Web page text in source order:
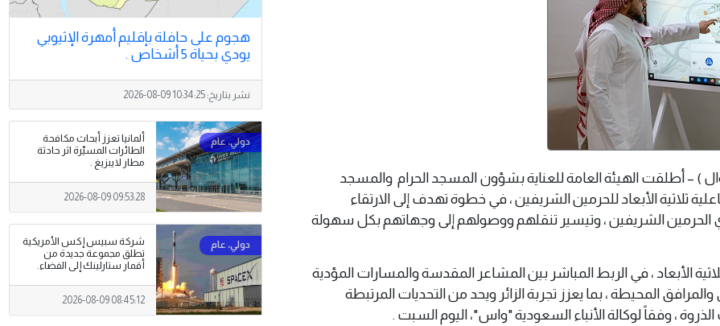
- 16 مايو 2026 . م ( وال ) – أطلقت الهيئة العامة للعناية بشؤون المسجد الحرام والمسجد
ثلاثية الأبعاد للحرمين الشريفين ، في خطوة تهدف إلى الارتقاء
الحرمين الشريفين ، وتيسير تنقلهم ووصولهم إلى وجهاتهم بكل سهولة
الأبعاد ، في الربط المباشر بين المشاعر المقدسة والمسارات المؤدية
المحيطة ، بما يعزز تجربة الزائر ويحد من التحديات المرتبطة
، وفقاً لوكالة الأنباء السعودية "واس"، اليوم السبت .
هجوم على حافلة بإقليم أمهرة الإثيوبي
يودي بحياة 5 أشخاص .
نشر بتاريخ:2026-08-09 10:34:25
ألمانيا تعزز أبحاث مكافحة
الطائرات المسيّرة اثر حادثة
مطار لايبزيغ .
2026-08-09 09:53:28
شركة سبيس إكس الأمريكية
تطلق مجموعة جديدة من
أقمار ستارلينك إلى الفضاء.
2026-08-09 08:45:12